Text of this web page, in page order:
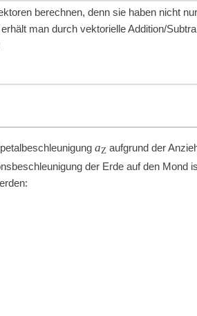
berechnen, denn sie haben nicht
man durch vektorielle Addition/
aZ aufgrund der
der Erde auf den Mond